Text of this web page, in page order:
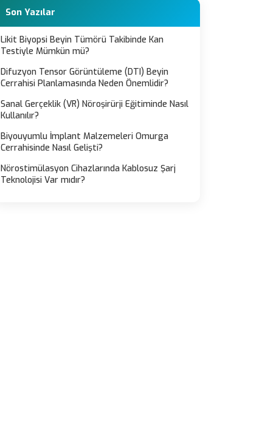
Son Yazılar
Likit Biyopsi Beyin Tümörü Takibinde Kan
Testiyle Mümkün mü?
Difuzyon Tensor Görüntüleme (DTI) Beyin
Cerrahisi Planlamasında Neden Önemlidir?
Sanal Gerçeklik (VR) Nöroşirürji Eğitiminde Nasıl
Kullanılır?
Biyouyumlu İmplant Malzemeleri Omurga
Cerrahisinde Nasıl Gelişti?
Nörostimülasyon Cihazlarında Kablosuz Şarj
Teknolojisi Var mıdır?